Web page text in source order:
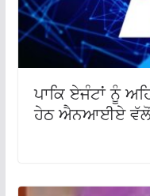
ਪਾਕਿ ਏਜੰਟਾਂ ਨੂੰ
ਹੇਠ ਐਨਆਈਏ ਵੱਲੋਂ